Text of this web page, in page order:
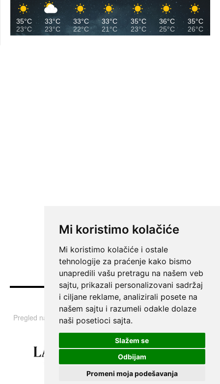
Mi koristimo kolačiće
Mi koristimo kolačiće i ostale
tehnologije za praćenje kako bismo
unapredili vašu pretragu na našem veb
sajtu, prikazali personalizovani sadržaj
i ciljane reklame, analizirali posete na
našem sajtu i razumeli odakle dolaze
naši posetioci sajta.
Slažem se
Odbijam
Promeni moja podešavanja
35°C
23°C
33°C
23°C
33°C
22°C
33°C
21°C
35°C
23°C
36°C
25°C
35°C
26°C
Vesti
Pregled najvažnijih informacija i tema iz Srbije, regiona i sveta.